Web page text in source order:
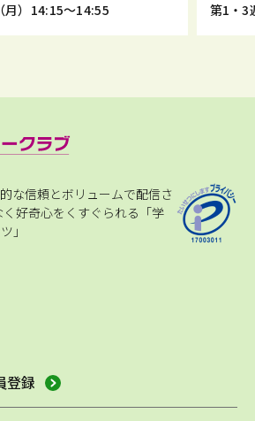
月）14:15～14:55
第1・3
な信頼とボリュームで配信さ
好奇心をくすぐられる「学
」
登録